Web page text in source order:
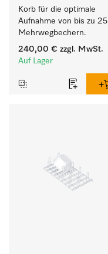
Korb für die optimale
Aufnahme von bis zu 25
Mehrwegbechern.
240,00 € zzgl. MwSt.
Auf Lager